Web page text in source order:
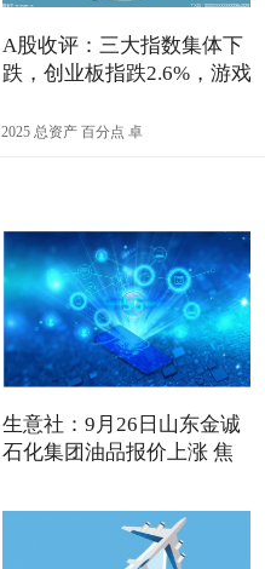
A股收评：三大指数集体下
跌，创业板指跌2.6%，游戏
2025 总资产 百分点 卓
生意社：9月26日山东金诚
石化集团油品报价上涨 焦